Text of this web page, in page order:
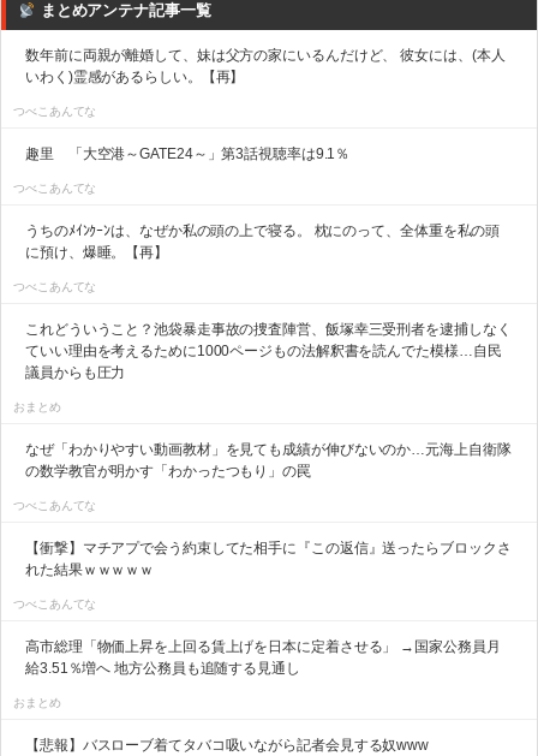
まとめアンテナ記事一覧
数年前に両親が離婚して、妹は父方の家にいるんだけど、 彼女には、(本人
いわく)霊感があるらしい。【再】
つべこあんてな
趣里 「大空港～GATE24～」第3話視聴率は9.1％
つべこあんてな
うちのﾒｲﾝｸｰﾝは、なぜか私の頭の上で寝る。 枕にのって、全体重を私の頭
に預け、爆睡。【再】
つべこあんてな
これどういうこと？池袋暴走事故の捜査陣営、飯塚幸三受刑者を逮捕しなく
ていい理由を考えるために1000ページもの法解釈書を読んでた模様…自民
議員からも圧力
おまとめ
なぜ「わかりやすい動画教材」を見ても成績が伸びないのか…元海上自衛隊
の数学教官が明かす「わかったつもり」の罠
つべこあんてな
【衝撃】マチアプで会う約束してた相手に『この返信』送ったらブロックさ
れた結果ｗｗｗｗｗ
つべこあんてな
高市総理「物価上昇を上回る賃上げを日本に定着させる」 →国家公務員月
給3.51％増へ 地方公務員も追随する見通し
おまとめ
【悲報】バスローブ着てタバコ吸いながら記者会見する奴www